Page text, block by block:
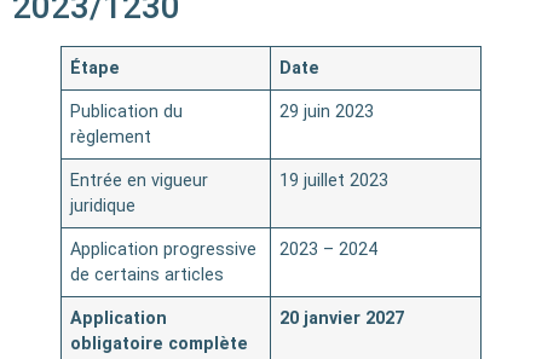
Étape Date
Publication du
règlement
29 juin 2023
Entrée en vigueur
juridique
19 juillet 2023
Application progressive
de certains articles
2023 – 2024
Application
obligatoire complète
20 janvier 2027